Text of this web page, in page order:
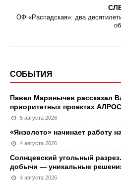
ОФ «Распадская»: два
СОБЫТИЯ
Павел Маринычев рассказал
приоритетных проектах
5 августа 2026
«Янзолото» начинает работу
4 августа 2026
Солнцевский угольный
добычи — уникальные
4 августа 2026